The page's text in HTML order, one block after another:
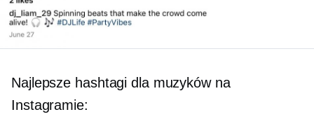
Najlepsze hashtagi dla muzyków na
Instagramie: